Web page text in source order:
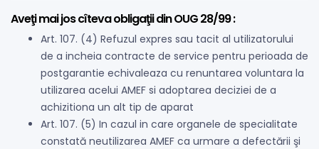
Aveţi mai jos cîteva obligaţii din OUG 28/99 :
Art. 107. (4) Refuzul expres sau tacit al utilizatorului
de a incheia contracte de service pentru perioada de
postgarantie echivaleaza cu renuntarea voluntara la
utilizarea acelui AMEF si adoptarea deciziei de a
achizitiona un alt tip de aparat
Art. 107. (5) In cazul in care organele de specialitate
constată neutilizarea AMEF ca urmare a defectării şi